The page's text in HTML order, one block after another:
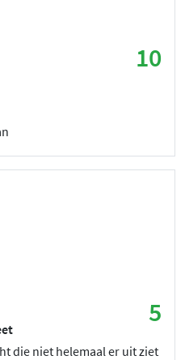
10
5
die niet helemaal er uit ziet